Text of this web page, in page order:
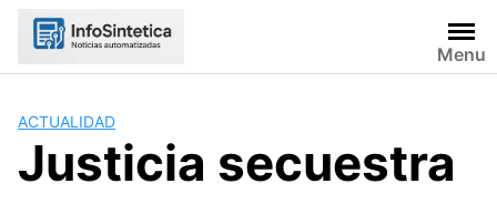
Skip
Menu
ACTUALIDAD
Justicia secuestra